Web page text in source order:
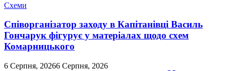
Схеми
Співорганізатор заходу в Капітанівці Василь
Гончарук фігурує у матеріалах щодо схем
Комарницького
6 Серпня, 20266 Серпня, 2026